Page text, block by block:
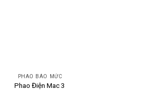
PHAO BÁO MỨC
Phao Điện Mac 3